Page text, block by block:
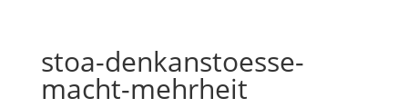
stoa-denkanstoesse-
macht-mehrheit